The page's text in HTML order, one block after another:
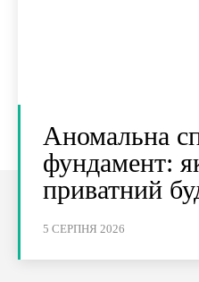
Аномальна
фундамент:
приватний
5 СЕРПНЯ 2026